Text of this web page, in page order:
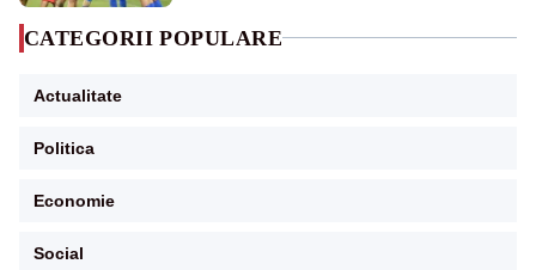
CATEGORII POPULARE
Actualitate
Politica
Economie
Social